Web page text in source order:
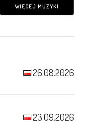
WIĘCEJ MUZYKI
26.08.2026
23.09.2026